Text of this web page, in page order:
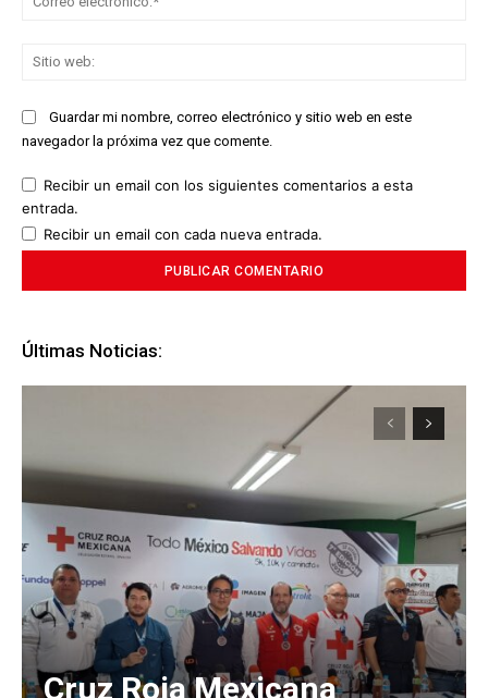
Guardar mi nombre, correo electrónico y sitio web en este
navegador la próxima vez que comente.
Recibir un email con los siguientes comentarios a esta
entrada.
Recibir un email con cada nueva entrada.
Últimas Noticias:
Cruz Roja Mexicana